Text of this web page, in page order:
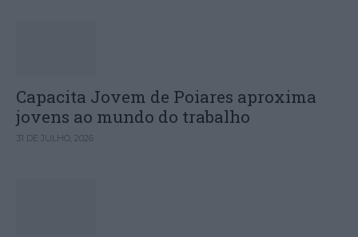
Capacita Jovem de Poiares aproxima
jovens ao mundo do trabalho
31 DE JULHO, 2026